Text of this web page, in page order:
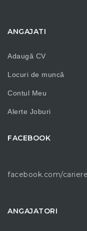
ANGAJATI
Adaugă CV
Locuri de muncă
Contul Meu
Alerte Joburi
FACEBOOK
facebook.com/
ANGAJATORI